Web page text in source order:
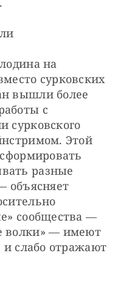
на
сурковских
вышли более
с
сурковского
Этой
разные
объясняет
сообщества —
волки» — имеют
и слабо отражают